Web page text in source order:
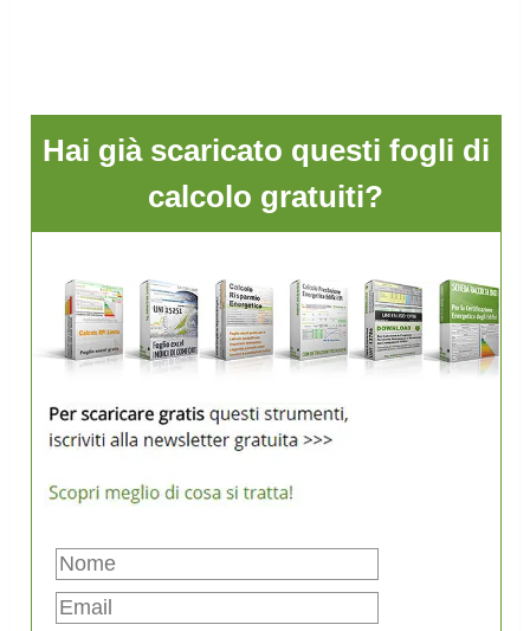
Hai già scaricato questi fogli di
calcolo gratuiti?